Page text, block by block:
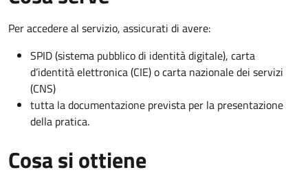
Per accedere al servizio, assicurati di avere:
SPID (sistema pubblico di identità digitale), carta
d’identità elettronica (CIE) o carta nazionale dei servizi
(CNS)
tutta la documentazione prevista per la presentazione
della pratica.
Cosa si ottiene